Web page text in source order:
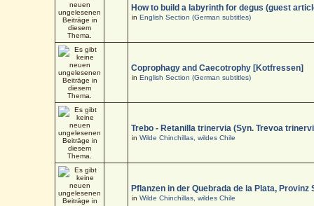
How to build a labyrinth for degus (guest
inEnglish Section (German subtitles)
Coprophagy and Caecotrophy [Kotfressen]
inEnglish Section (German subtitles)
Trebo - Retanilla trinervia (Syn. Trevoa
inWilde Chinchillas, wildes Chile
Pflanzen in der Quebrada de la Plata, Provinz
inWilde Chinchillas, wildes Chile